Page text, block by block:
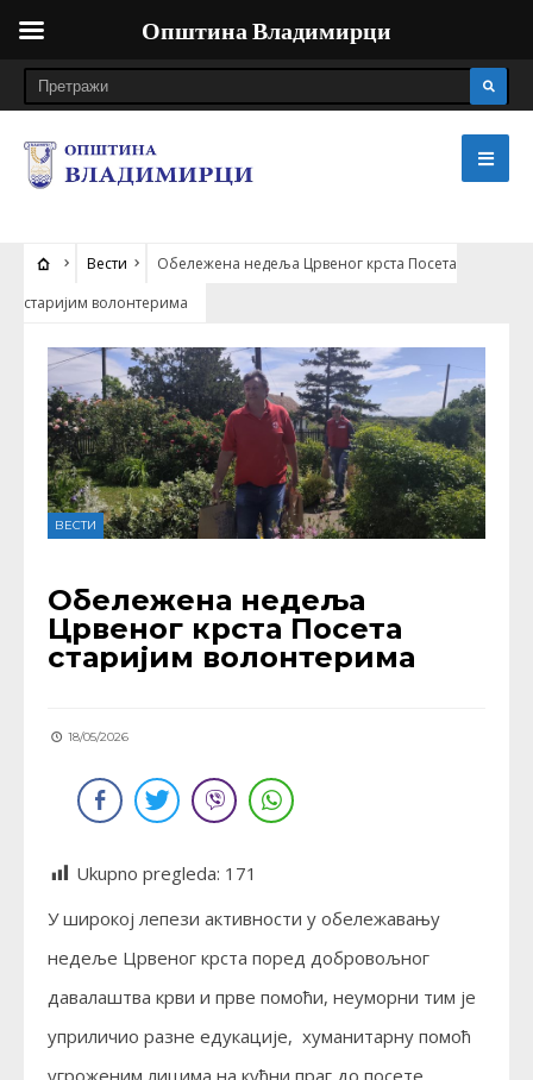
Вести
Обележена недеља Црвеног крста Посета
старијим волонтерима
ВЕСТИ
Обележена недеља
Црвеног крста Посета
старијим волонтерима
18/05/2026
Ukupno pregleda: 171
У широкој лепези активности у обележавању
недеље Црвеног крста поред добровољног
давалаштва крви и прве помоћи, неуморни тим је
уприличио разне едукације, хуманитарну помоћ
Општина Владимирци